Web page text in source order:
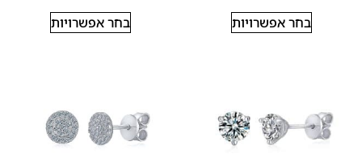
בחר אפשרויות בחר אפשרויות